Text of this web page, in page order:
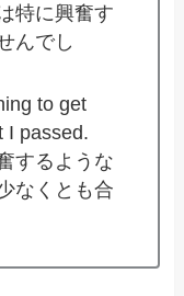
特に興奮す
んでし
to get
I passed.
するような
なくとも合